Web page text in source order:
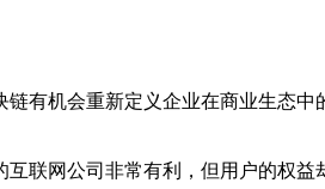
机会重新定义企业在商业生态中
联网公司非常有利，但用户的权益